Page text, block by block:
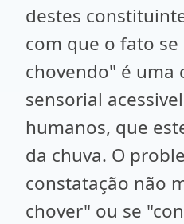
destes
com que o fato se
chovendo" é uma
sensorial
humanos, que
da chuva. O
constatação não
chover" ou se